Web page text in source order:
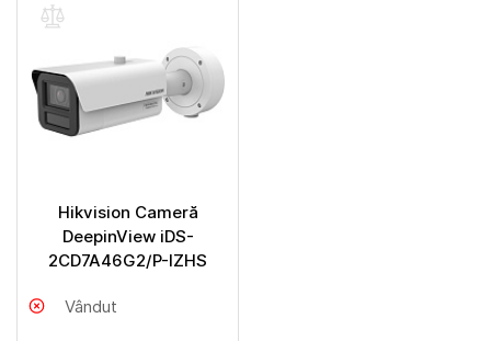
Hikvision Cameră
DeepinView iDS-
2CD7A46G2/P-IZHS
Vândut